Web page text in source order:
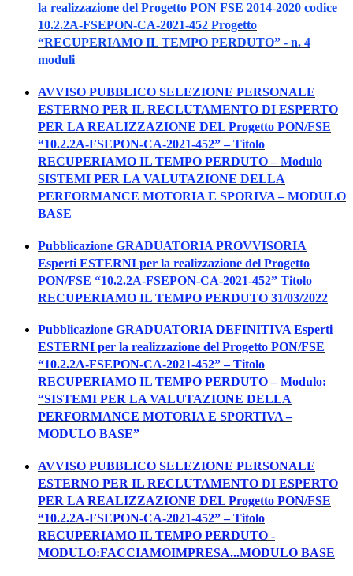
la realizzazione del Progetto PON FSE 2014-2020 codice
10.2.2A-FSEPON-CA-2021-452 Progetto
“RECUPERIAMO IL TEMPO PERDUTO” - n. 4
moduli
AVVISO PUBBLICO SELEZIONE PERSONALE
ESTERNO PER IL RECLUTAMENTO DI ESPERTO
PER LA REALIZZAZIONE DEL Progetto PON/FSE
“10.2.2A-FSEPON-CA-2021-452” – Titolo
RECUPERIAMO IL TEMPO PERDUTO – Modulo
SISTEMI PER LA VALUTAZIONE DELLA
PERFORMANCE MOTORIA E SPORIVA – MODULO
BASE
Pubblicazione GRADUATORIA PROVVISORIA
Esperti ESTERNI per la realizzazione del Progetto
PON/FSE “10.2.2A-FSEPON-CA-2021-452” Titolo
RECUPERIAMO IL TEMPO PERDUTO 31/03/2022
Pubblicazione GRADUATORIA DEFINITIVA Esperti
ESTERNI per la realizzazione del Progetto PON/FSE
“10.2.2A-FSEPON-CA-2021-452” – Titolo
RECUPERIAMO IL TEMPO PERDUTO – Modulo:
“SISTEMI PER LA VALUTAZIONE DELLA
PERFORMANCE MOTORIA E SPORTIVA –
MODULO BASE”
AVVISO PUBBLICO SELEZIONE PERSONALE
ESTERNO PER IL RECLUTAMENTO DI ESPERTO
PER LA REALIZZAZIONE DEL Progetto PON/FSE
“10.2.2A-FSEPON-CA-2021-452” – Titolo
RECUPERIAMO IL TEMPO PERDUTO -
MODULO:FACCIAMOIMPRESA...MODULO BASE